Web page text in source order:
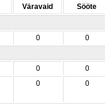
Väravaid
Sööte
0
0
0
0
0 0